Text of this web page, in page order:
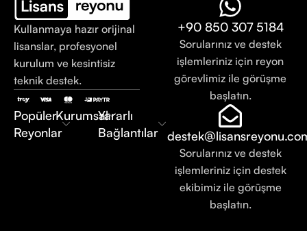
Kullanmaya hazır orijinal
lisanslar, profesyonel
kurulum ve kesintisiz
teknik destek.
Popüler
Reyonlar
KurumsalYararlı
Bağlantılar
+90 850 307 5184
Sorularınız ve destek
işlemleriniz için reyon
görevlimiz ile görüşme
başlatın.
Sorularınız ve destek
işlemleriniz için destek
ekibimiz ile görüşme
başlatın.